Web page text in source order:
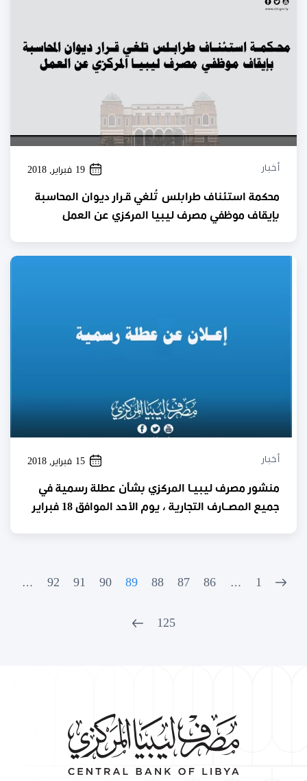
أخبار 19 فبراير, 2018
محكمة استئناف طرابلس تُلغي قـرار ديوان المحاسبة
بإيقاف موظفي مصرف ليبيا المركزي عن العمل
أخبار 15 فبراير, 2018
منشور مصرف ليبيـا المركزي بشأن عطلة رسمية في
جميع المصــارف التجارية ، يوم الأحد الموافق 18 فبراير
1
…
86
87
88
89
90
91
92
…
125